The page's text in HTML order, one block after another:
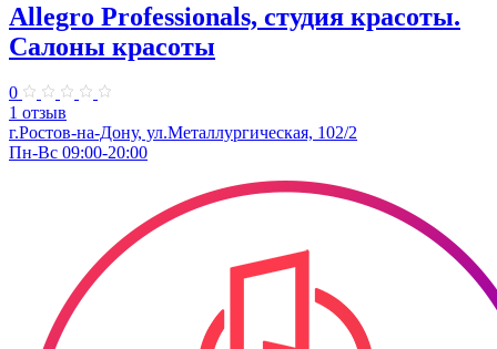
Allegro Professionals, студия красоты.
Салоны красоты
0
1 отзыв
г.Ростов-на-Дону, ул.Металлургическая, 102/2
Пн-Вс 09:00-20:00